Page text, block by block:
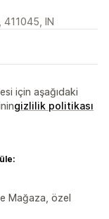
411045, IN
için aşağıdaki
gizlilik politikası
Mağaza, özel